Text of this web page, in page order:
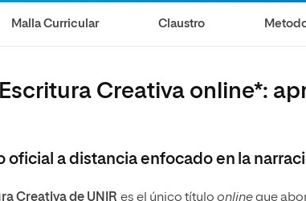
Editorial
Malla Curricular Claustro
Creativa online*:
oficial a distancia enfocado en la
Creativa de UNIR es el único título onlineque